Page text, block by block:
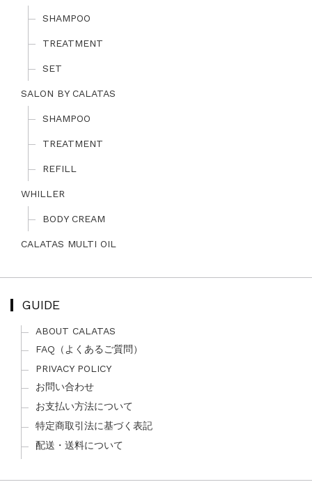
SHAMPOO
TREATMENT
SET
SALON BY CALATAS
SHAMPOO
TREATMENT
REFILL
WHILLER
BODY CREAM
CALATAS MULTI OIL
GUIDE
ABOUT CALATAS
FAQ（よくあるご質問）
PRIVACY POLICY
お問い合わせ
お支払い方法について
特定商取引法に基づく表記
配送・送料について